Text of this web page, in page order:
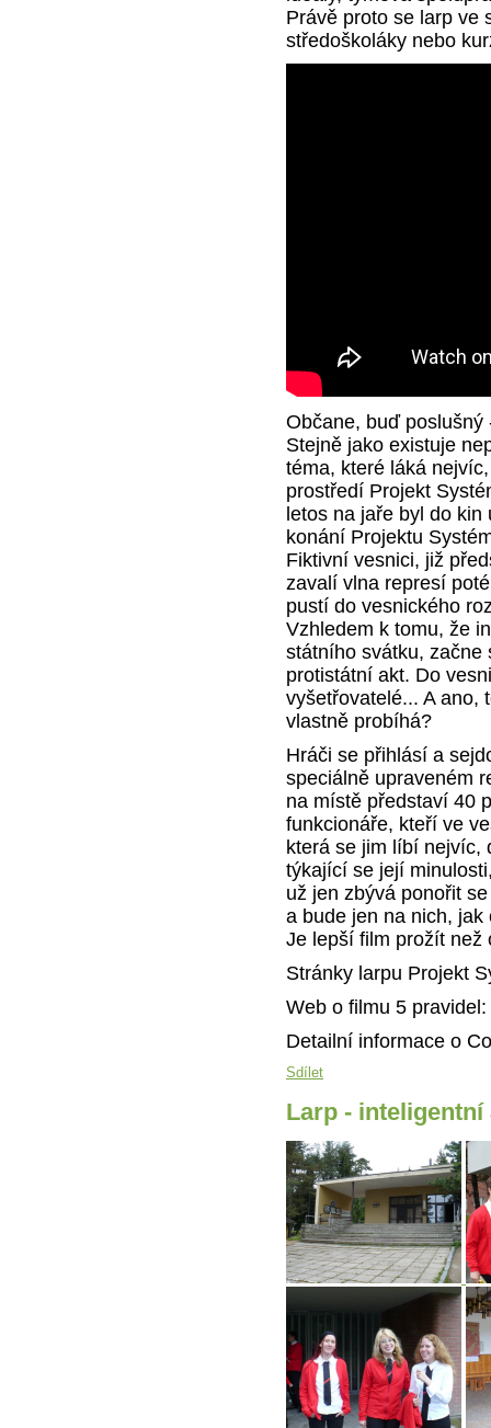
Právě proto se larp ve
středoškoláky nebo
Občane, buď
Stejně jako existuje
téma, které láká
prostředí Projekt
letos na jaře byl do
konání Projektu
Fiktivní vesnici, již
zavalí vlna represí
pustí do vesnického
Vzhledem k tomu, že
státního svátku, začne
protistátní akt. Do
vyšetřovatelé... A ano,
vlastně probíhá?
Hráči se přihlásí a
speciálně upraveném
na místě představí 40
funkcionáře, kteří ve
která se jim líbí nejvíc,
týkající se její
už jen zbývá ponořit
a bude jen na nich,
Je lepší film prožít než
Stránky larpu Projekt
Web o filmu 5 pravidel:
Detailní informace o
Sdílet
Larp - inteligentní